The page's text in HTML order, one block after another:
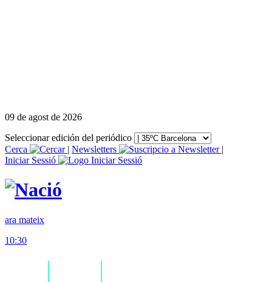
09 de agost de 2026
Seleccionar edición del periódico
Cerca
| Newsletters
|
Iniciar Sessió
ara mateix
10:30